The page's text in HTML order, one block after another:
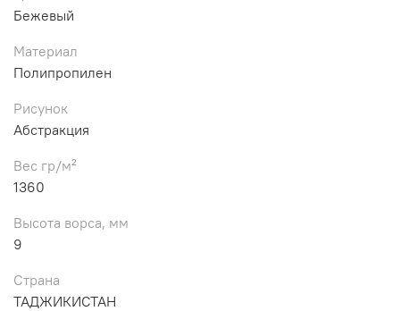
Бежевый
Материал
Полипропилен
Рисунок
Абстракция
Вес гр/м²
1360
Высота ворса, мм
9
Страна
ТАДЖИКИСТАН